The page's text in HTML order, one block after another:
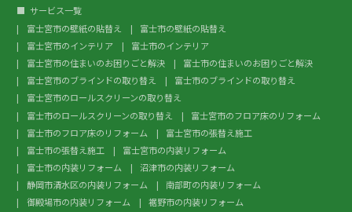
サービス一覧
富士宮市の壁紙の貼替え
富士市の壁紙の貼替え
富士宮市のインテリア
富士市のインテリア
富士宮市の住まいのお困りごと解決
富士市の住まいのお困りごと解決
富士宮市のブラインドの取り替え
富士市のブラインドの取り替え
富士宮市のロールスクリーンの取り替え
富士市のロールスクリーンの取り替え
富士宮市のフロア床のリフォーム
富士市のフロア床のリフォーム
富士宮市の張替え施工
富士市の張替え施工
富士宮市の内装リフォーム
富士市の内装リフォーム
沼津市の内装リフォーム
静岡市清水区の内装リフォーム
南部町の内装リフォーム
御殿場市の内装リフォーム
裾野市の内装リフォーム